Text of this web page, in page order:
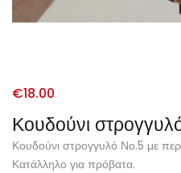
Κουδούνι
€18.00
Κουδούνι στρογγυλό Νο.5 με
Κατάλληλο για πρόβατα.